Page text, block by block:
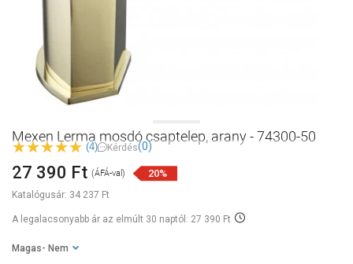
Mexen Lerma mosdó csaptelep, arany - 74300-50
(4) Kérdés(0)
Katalógusár: 34 237 Ft
27 390 Ft (ÁFÁ-val) 20%
A legalacsonyabb ár az elmúlt 30 naptól: 27 390 Ft
Magas - Nem